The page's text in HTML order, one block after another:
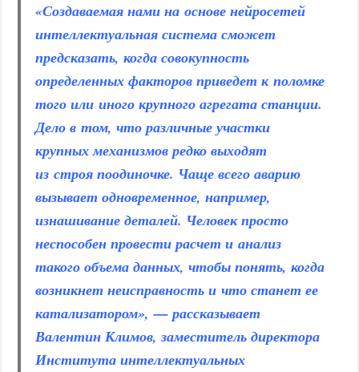
«Создаваемая нами на основе нейросетей
интеллектуальная система сможет
предсказать, когда совокупность
определенных факторов приведет к поломке
того или иного крупного агрегата станции.
Дело в том, что различные участки
крупных механизмов редко выходят
из строя поодиночке. Чаще всего аварию
вызывает одновременное, например,
изнашивание деталей. Человек просто
неспособен провести расчет и анализ
такого объема данных, чтобы понять, когда
возникнет неисправность и что станет ее
катализатором», — рассказывает
Валентин Климов, заместитель директора
Института интеллектуальных